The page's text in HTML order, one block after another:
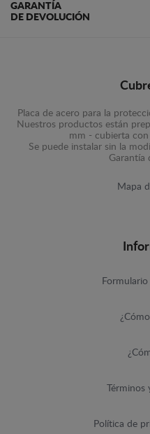
GARANTÍA
DE DEVOLUCIÓN
Placa de acero para la
Nuestros productos están
mm - cubierta
Se puede instalar sin la
Garantía
Mapa
Términos
Política de